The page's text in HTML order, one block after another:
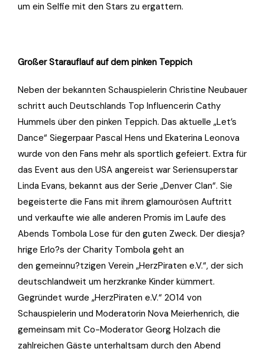
um ein Selfie mit den Stars zu ergattern.
Großer Starauflauf auf dem pinken Teppich
Neben der bekannten Schauspielerin Christine Neubauer
schritt auch Deutschlands Top Influencerin Cathy
Hummels über den pinken Teppich. Das aktuelle „Let’s
Dance“ Siegerpaar Pascal Hens und Ekaterina Leonova
wurde von den Fans mehr als sportlich gefeiert. Extra für
das Event aus den USA angereist war Seriensuperstar
Linda Evans, bekannt aus der Serie „Denver Clan“. Sie
begeisterte die Fans mit ihrem glamourösen Auftritt
und verkaufte wie alle anderen Promis im Laufe des
Abends Tombola Lose für den guten Zweck. Der diesja?
hrige Erlo?s der Charity Tombola geht an
den gemeinnu?tzigen Verein „HerzPiraten e.V.“, der sich
deutschlandweit um herzkranke Kinder kümmert.
Gegründet wurde „HerzPiraten e.V.“ 2014 von
Schauspielerin und Moderatorin Nova Meierhenrich, die
gemeinsam mit Co-Moderator Georg Holzach die
zahlreichen Gäste unterhaltsam durch den Abend